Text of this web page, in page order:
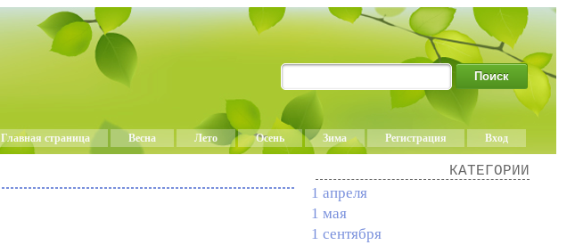
Главная страница Весна Лето Осень Зима Регистрация Вход
КАТЕГОРИИ
1 апреля
1 мая
1 сентября